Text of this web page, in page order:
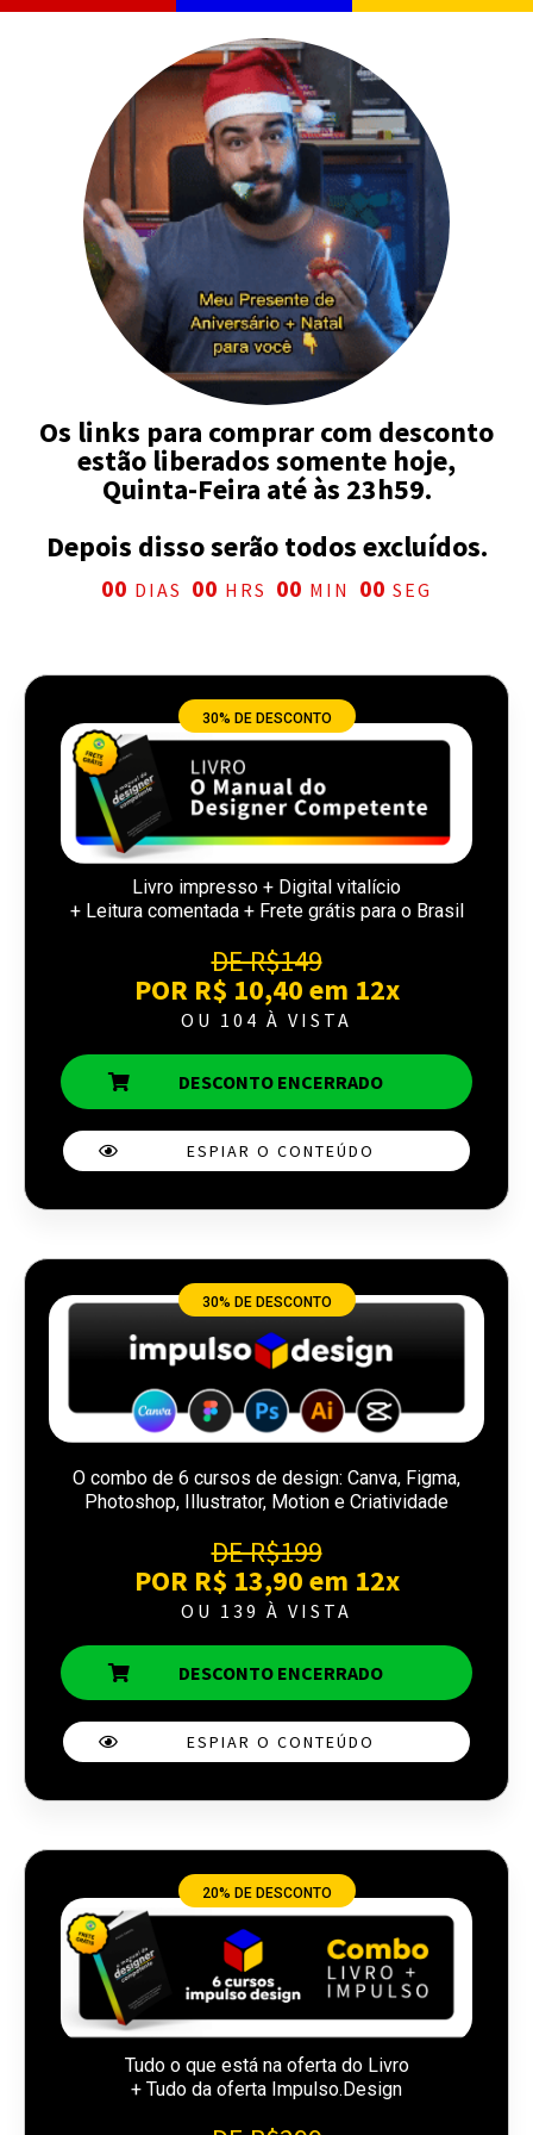
Os links para comprar com desconto
estão liberados somente hoje,
Quinta-Feira até às 23h59.
Depois disso serão todos excluídos.
00 DIAS 00 HRS 00 MIN 00 SEG
30% DE DESCONTO
Livro impresso + Digital vitalício
+ Leitura comentada + Frete grátis para o Brasil
DE R$149
POR R$ 10,40 em 12x
OU 104 À VISTA
DESCONTO ENCERRADO
ESPIAR O CONTEÚDO
30% DE DESCONTO
O combo de 6 cursos de design: Canva, Figma,
Photoshop, Illustrator, Motion e Criatividade
DE R$199
POR R$ 13,90 em 12x
OU 139 À VISTA
DESCONTO ENCERRADO
ESPIAR O CONTEÚDO
20% DE DESCONTO
Tudo o que está na oferta do Livro
+ Tudo da oferta Impulso.Design